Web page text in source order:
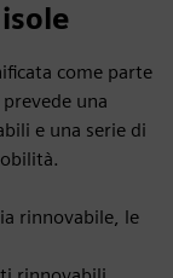
come parte
una
e una serie di
rinnovabile, le